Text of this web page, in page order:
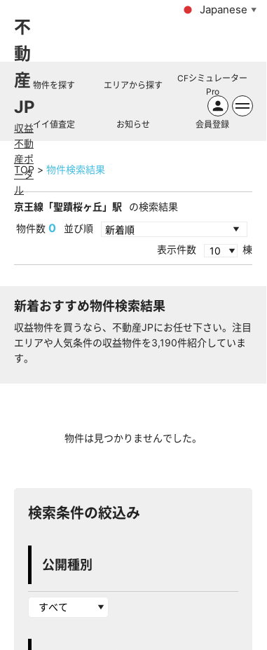
不
動
産
JP
収益
不動
産ポ
ータ
ル
Japanese ▼
物件を探す エリアから探す
CFシミュレーター
Pro
イイ値査定 お知らせ 会員登録
TOP 物件検索結果
京王線「聖蹟桜ヶ丘」駅
の検索結果
物件数 0
並び順
表示件数
棟
新着おすすめ物件検索結果
収益物件を買うなら、不動産JPにお任せ下さい。注目
エリアや人気条件の収益物件を3,190件紹介していま
す。
検索条件の絞込み
公開種別
物件は見つかりませんでした。